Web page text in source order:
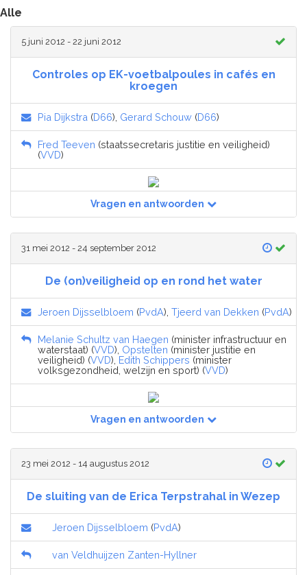
Alle
5 juni 2012 - 22 juni 2012
Controles op EK-voetbalpoules in cafés en
kroegen
Pia Dijkstra (D66), Gerard Schouw (D66)
Fred Teeven (staatssecretaris justitie en veiligheid)
(VVD)
Vragen en antwoorden
31 mei 2012 - 24 september 2012
De (on)veiligheid op en rond het water
Jeroen Dijsselbloem (PvdA), Tjeerd van Dekken (PvdA)
Melanie Schultz van Haegen (minister infrastructuur en
waterstaat) (VVD), Opstelten (minister justitie en
veiligheid) (VVD), Edith Schippers (minister
volksgezondheid, welzijn en sport) (VVD)
Vragen en antwoorden
23 mei 2012 - 14 augustus 2012
De sluiting van de Erica Terpstrahal in Wezep
Jeroen Dijsselbloem (PvdA)
van Veldhuijzen Zanten-Hyllner